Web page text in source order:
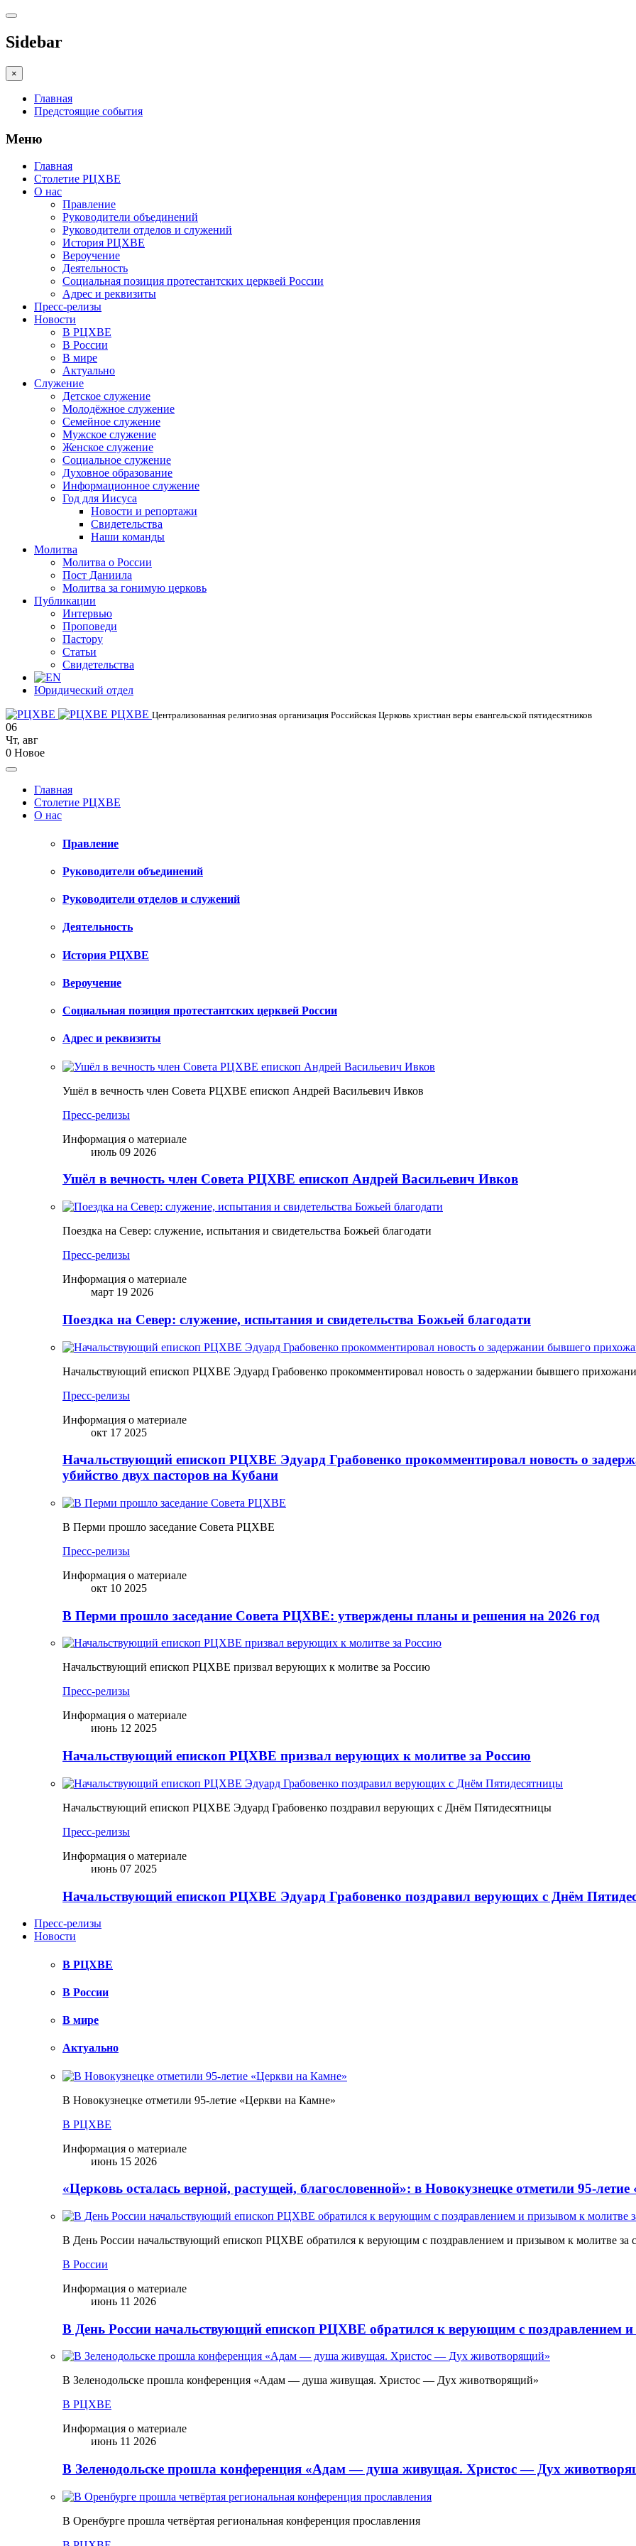
Sidebar
×
Главная
Предстоящие события
Меню
Главная
Столетие РЦХВЕ
О нас
Правление
Руководители объединений
Руководители отделов и служений
История РЦХВЕ
Вероучение
Деятельность
Социальная позиция протестантских церквей России
Адрес и реквизиты
Пресс-релизы
Новости
В РЦХВЕ
В России
В мире
Актуально
Служение
Детское служение
Молодёжное служение
Семейное служение
Мужское служение
Женское служение
Социальное служение
Духовное образование
Информационное служение
Год для Иисуса
Новости и репортажи
Свидетельства
Наши команды
Молитва
Молитва о России
Пост Даниила
Молитва за гонимую церковь
Публикации
Интервью
Проповеди
Пастору
Статьи
Свидетельства
Юридический отдел
РЦХВЕ Централизованная религиозная организация Российская Церковь христиан веры евангельской пятидесятников
06
Чт, авг
0 Новое
Главная
Столетие РЦХВЕ
О нас
Правление
Руководители объединений
Руководители отделов и служений
Деятельность
История РЦХВЕ
Вероучение
Социальная позиция протестантских церквей России
Адрес и реквизиты
Ушёл в вечность член Совета РЦХВЕ епископ Андрей Васильевич Ивков
Пресс-релизы
Информация о материале
июль 09 2026
Ушёл в вечность член Совета РЦХВЕ епископ Андрей Васильевич Ивков
Поездка на Север: служение, испытания и свидетельства Божьей благодати
Пресс-релизы
Информация о материале
март 19 2026
Поездка на Север: служение, испытания и свидетельства Божьей благодати
Начальствующий епископ РЦХВЕ Эдуард Грабовенко прокомментировал новость о задержании бывшего
Пресс-релизы
Информация о материале
окт 17 2025
Начальствующий епископ РЦХВЕ Эдуард Грабовенко прокомментировал новость о
убийство двух пасторов на Кубани
В Перми прошло заседание Совета РЦХВЕ
Пресс-релизы
Информация о материале
окт 10 2025
В Перми прошло заседание Совета РЦХВЕ: утверждены планы и решения на 2026 год
Начальствующий епископ РЦХВЕ призвал верующих к молитве за Россию
Пресс-релизы
Информация о материале
июнь 12 2025
Начальствующий епископ РЦХВЕ призвал верующих к молитве за Россию
Начальствующий епископ РЦХВЕ Эдуард Грабовенко поздравил верующих с Днём Пятидесятницы
Пресс-релизы
Информация о материале
июнь 07 2025
Начальствующий епископ РЦХВЕ Эдуард Грабовенко поздравил верующих с Днём
Пресс-релизы
Новости
В РЦХВЕ
В России
В мире
Актуально
В Новокузнецке отметили 95-летие «Церкви на Камне»
В РЦХВЕ
Информация о материале
июнь 15 2026
«Церковь осталась верной, растущей, благословенной»: в Новокузнецке отметили 95-
В День России начальствующий епископ РЦХВЕ обратился к верующим с поздравлением и призывом к молитве за
В России
Информация о материале
июнь 11 2026
В День России начальствующий епископ РЦХВЕ обратился к верующим с поздравлением
В Зеленодольске прошла конференция «Адам — душа живущая. Христос — Дух животворящий»
В РЦХВЕ
Информация о материале
июнь 11 2026
В Зеленодольске прошла конференция «Адам — душа живущая. Христос — Дух
В Оренбурге прошла четвёртая региональная конференция прославления